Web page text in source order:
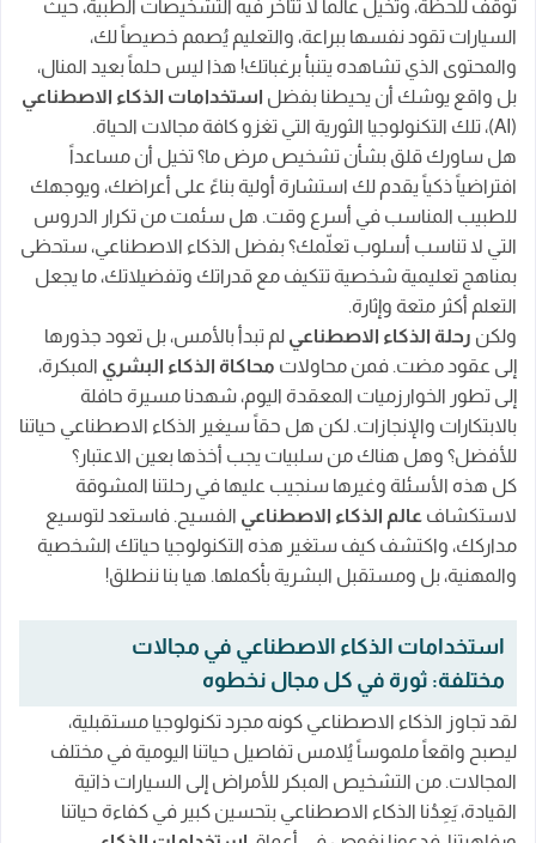
من هم عمالقة الذكاء الاصطناعي؟ رحلة مع رواد هذا
المجال المُلهم
الأسئلة الشائعة حول الذكاء الاصطناعي: نكشف الغموض
ونُضيء المستقبل
الخاتمة: نهاية الرحلة
توقف للحظة، وتخيل عالماً لا تتأخر فيه التشخيصات الطبية، حيث
السيارات تقود نفسها ببراعة، والتعليم يُصمم خصيصاً لك،
والمحتوى الذي تشاهده يتنبأ برغباتك! هذا ليس حلماً بعيد المنال،
بل واقع يوشك أن يحيطنا بفضل استخدامات الذكاء الاصطناعي
(AI)، تلك التكنولوجيا الثورية التي تغزو كافة مجالات الحياة.
هل ساورك قلق بشأن تشخيص مرض ما؟ تخيل أن مساعداً
افتراضياً ذكياً يقدم لك استشارة أولية بناءً على أعراضك، ويوجهك
للطبيب المناسب في أسرع وقت. هل سئمت من تكرار الدروس
التي لا تناسب أسلوب تعلّمك؟ بفضل الذكاء الاصطناعي، ستحظى
بمناهج تعليمية شخصية تتكيف مع قدراتك وتفضيلاتك، ما يجعل
التعلم أكثر متعة وإثارة.
ولكن رحلة الذكاء الاصطناعي لم تبدأ بالأمس، بل تعود جذورها
إلى عقود مضت. فمن محاولات محاكاة الذكاء البشري المبكرة،
إلى تطور الخوارزميات المعقدة اليوم، شهدنا مسيرة حافلة
بالابتكارات والإنجازات. لكن هل حقاً سيغير الذكاء الاصطناعي حياتنا
للأفضل؟ وهل هناك من سلبيات يجب أخذها بعين الاعتبار؟
كل هذه الأسئلة وغيرها سنجيب عليها في رحلتنا المشوقة
لاستكشاف عالم الذكاء الاصطناعي الفسيح. فاستعد لتوسيع
مداركك، واكتشف كيف ستغير هذه التكنولوجيا حياتك الشخصية
والمهنية، بل ومستقبل البشرية بأكملها. هيا بنا ننطلق!
استخدامات الذكاء الاصطناعي في مجالات
مختلفة: ثورة في كل مجال نخطوه
لقد تجاوز الذكاء الاصطناعي كونه مجرد تكنولوجيا مستقبلية،
ليصبح واقعاً ملموساً يُلامس تفاصيل حياتنا اليومية في مختلف
المجالات. من التشخيص المبكر للأمراض إلى السيارات ذاتية
القيادة، يَعِدُنا الذكاء الاصطناعي بتحسين كبير في كفاءة حياتنا